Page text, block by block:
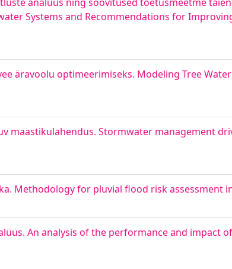
Systems and Recommendations for
äravoolu optimeerimiseks. Modeling Tree
maastikulahendus. Stormwater management
Methodology for pluvial flood risk assessment
An analysis of the performance and impact